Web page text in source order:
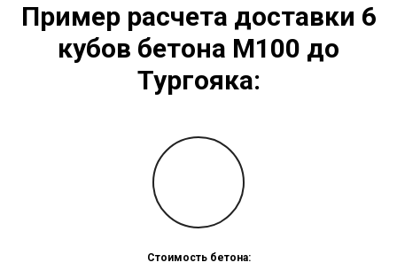
Пример расчета доставки 6
кубов бетона М100 до
Тургояка:
Стоимость бетона: